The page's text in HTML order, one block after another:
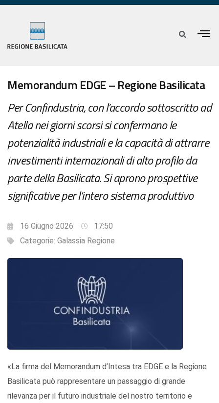
Memorandum EDGE – Regione Basilicata
Per Confindustria, con l’accordo sottoscritto ad
Atella nei giorni scorsi si confermano le
potenzialità industriali e la capacità di attrarre
investimenti internazionali di alto profilo da
parte della Basilicata. Si aprono prospettive
significative per l'intero sistema produttivo
16 Giugno 2026
17:50
Categorie: Galassia Regione
«La firma del Memorandum d’Intesa tra EDGE e la Regione
Basilicata può rappresentare un passaggio di grande
rilevanza per il futuro industriale del nostro territorio e